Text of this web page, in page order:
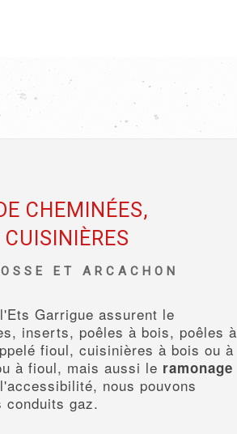
CHEMINÉES,
ET ARCACHON
Garrigue assurent le
inserts, poêles à bois, poêles à
fioul, cuisinières à bois ou à
à fioul, mais aussi le ramonage
nous pouvons
conduits gaz.